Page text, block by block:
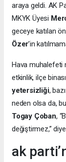
araya geldi. AK
MKYK Üyesi
geceye katılan
Özer’in
Hava muhalefeti
etkinlik, ilçe
yetersizliği,
neden olsa da,
Togay Çoban,
değiştirmez,”
ak